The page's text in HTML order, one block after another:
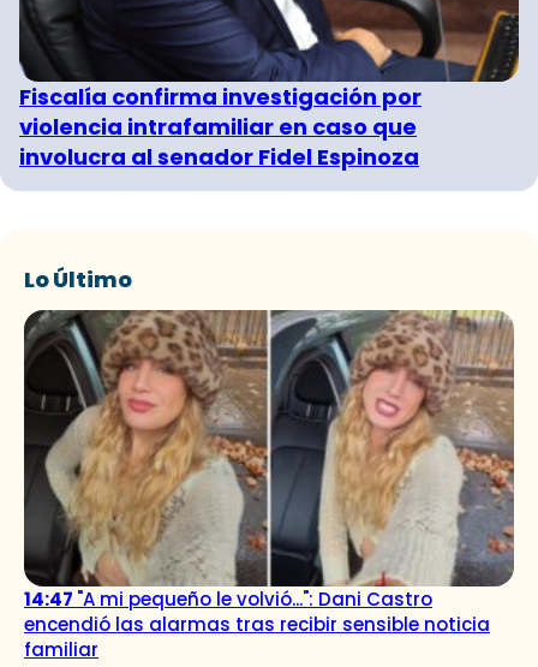
Fiscalía confirma investigación por
violencia intrafamiliar en caso que
involucra al senador Fidel Espinoza
Lo Último
14:47 "A mi pequeño le volvió...": Dani Castro
encendió las alarmas tras recibir sensible noticia
familiar